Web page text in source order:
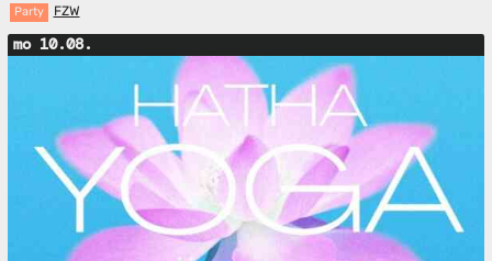
Party FZW
mo 10.08.